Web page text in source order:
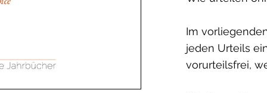
Im
jeden Urteils
vorurteilsfrei,